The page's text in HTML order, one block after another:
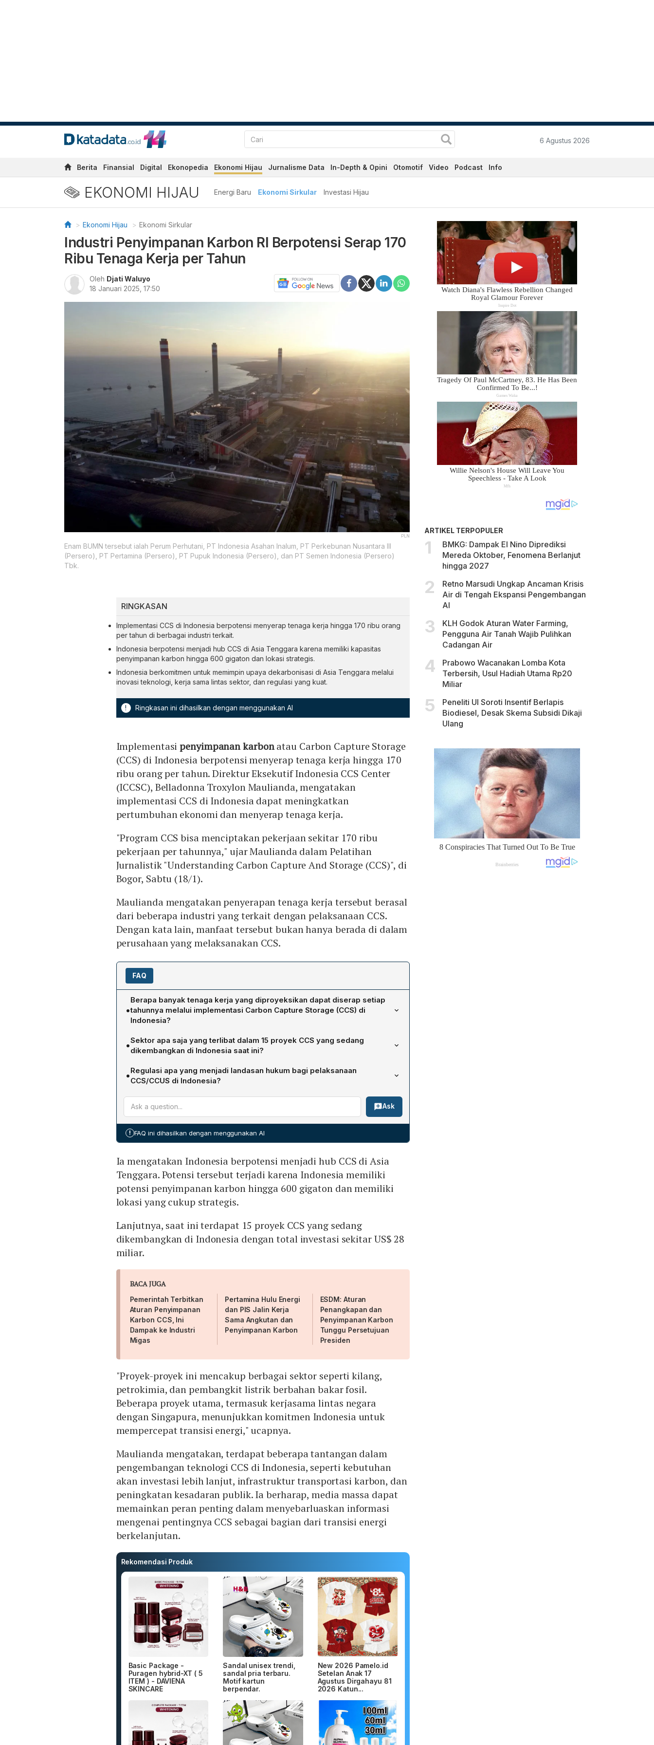
6 Agustus 2026
Berita Finansial Digital Ekonopedia Ekonomi Hijau Jurnalisme Data In-Depth & Opini Otomotif Video Podcast Info
EKONOMI HIJAU Energi Baru Ekonomi Sirkular Investasi Hijau
Ekonomi Hijau Ekonomi Sirkular
Industri Penyimpanan Karbon RI Berpotensi Serap 170
Ribu Tenaga Kerja per Tahun
Oleh Djati Waluyo
18 Januari 2025, 17:50
PLN
Enam BUMN tersebut ialah Perum Perhutani, PT Indonesia Asahan Inalum, PT Perkebunan Nusantara III
(Persero), PT Pertamina (Persero), PT Pupuk Indonesia (Persero), dan PT Semen Indonesia (Persero)
Tbk.
RINGKASAN
Implementasi CCS di Indonesia berpotensi menyerap tenaga kerja hingga 170 ribu orang
per tahun di berbagai industri terkait.
Indonesia berpotensi menjadi hub CCS di Asia Tenggara karena memiliki kapasitas
penyimpanan karbon hingga 600 gigaton dan lokasi strategis.
Indonesia berkomitmen untuk memimpin upaya dekarbonisasi di Asia Tenggara melalui
inovasi teknologi, kerja sama lintas sektor, dan regulasi yang kuat.
! Ringkasan ini dihasilkan dengan menggunakan AI
Implementasipenyimpanan karbonatau Carbon Capture Storage
(CCS) di Indonesia berpotensi menyerap tenaga kerja hingga 170
ribu orang per tahun. Direktur Eksekutif Indonesia CCS Center
(ICCSC), Belladonna Troxylon Maulianda, mengatakan
implementasi CCS di Indonesia dapat meningkatkan
pertumbuhan ekonomi dan menyerap tenaga kerja.
"Program CCS bisa menciptakan pekerjaan sekitar 170 ribu
pekerjaan per tahunnya," ujar Maulianda dalam Pelatihan
Jurnalistik "Understanding Carbon Capture And Storage (CCS)", di
Bogor, Sabtu (18/1).
Maulianda mengatakan penyerapan tenaga kerja tersebut berasal
dari beberapa industri yang terkait dengan pelaksanaan CCS.
Dengan kata lain, manfaat tersebut bukan hanya berada di dalam
perusahaan yang melaksanakan CCS.
FAQ
•
Berapa banyak tenaga kerja yang diproyeksikan dapat diserap setiap
tahunnya melalui implementasi Carbon Capture Storage (CCS) di
Indonesia?
Direktur Eksekutif Indonesia CCS Center, Belladonna Troxylon Maulianda,
menyatakan bahwa program CCS dapat menciptakan sekitar 170 ribu pekerjaan per
tahun, mencakup berbagai sektor terkait pelaksanaan teknologi tersebut.
•Sektor apa saja yang terlibat dalam 15 proyek CCS yang sedang
dikembangkan di Indonesia saat ini?
Proyek‑proyek CCS di Indonesia mencakup sektor kilang, petrokimia, serta
pembangkit listrik berbahan bakar fosil Beberapa di antaranya merupakan
kerjasama lintas negara, termasuk dengan Singapura, yang menegaskan komitmen
mempercepat transisi energi.
•Regulasi apa yang menjadi landasan hukum bagi pelaksanaan
CCS/CCUS di Indonesia?
Indonesia telah mengesahkan Perpres No. 14 Tahun 2024 yang memberikan
kerangka hukum bagi CCS/CCUS, serta Panduan Kerja SKK Migas No. PTK-
070/2024 yang mengatur penerapan teknologi ini di wilayah kerja kontraktor,
Ask
! FAQ ini dihasilkan dengan menggunakan AI
Ia mengatakan Indonesia berpotensi menjadi hub CCS di Asia
Tenggara. Potensi tersebut terjadi karena Indonesia memiliki
potensi penyimpanan karbon hingga 600 gigaton dan memiliki
lokasi yang cukup strategis.
Lanjutnya, saat ini terdapat 15 proyek CCS yang sedang
dikembangkan di Indonesia dengan total investasi sekitar US$ 28
miliar.
BACA JUGA
Pemerintah Terbitkan
Aturan Penyimpanan
Karbon CCS, Ini
Dampak ke Industri
Migas
Pertamina Hulu Energi
dan PIS Jalin Kerja
Sama Angkutan dan
Penyimpanan Karbon
ESDM: Aturan
Penangkapan dan
Penyimpanan Karbon
Tunggu Persetujuan
Presiden
"Proyek-proyek ini mencakup berbagai sektor seperti kilang,
petrokimia, dan pembangkit listrik berbahan bakar fosil.
Beberapa proyek utama, termasuk kerjasama lintas negara
dengan Singapura, menunjukkan komitmen Indonesia untuk
mempercepat transisi energi," ucapnya.
Maulianda mengatakan, terdapat beberapa tantangan dalam
pengembangan teknologi CCS di Indonesia, seperti kebutuhan
akan investasi lebih lanjut, infrastruktur transportasi karbon, dan
peningkatan kesadaran publik. Ia berharap, media massa dapat
memainkan peran penting dalam menyebarluaskan informasi
mengenai pentingnya CCS sebagai bagian dari transisi energi
berkelanjutan.
Rekomendasi Produk
Basic Package -
Puragen hybrid-XT ( 5
ITEM ) - DAVIENA
SKINCARE
Sandal unisex trendi,
sandal pria terbaru.
Motif kartun
berpendar.
New 2026 Pamelo.id
Setelan Anak 17
Agustus Dirgahayu 81
2026 Katun...
ARTIKEL TERPOPULER
BMKG: Dampak El Nino Diprediksi
Mereda Oktober, Fenomena Berlanjut
hingga 2027
Retno Marsudi Ungkap Ancaman Krisis
Air di Tengah Ekspansi Pengembangan
AI
KLH Godok Aturan Water Farming,
Pengguna Air Tanah Wajib Pulihkan
Cadangan Air
Prabowo Wacanakan Lomba Kota
Terbersih, Usul Hadiah Utama Rp20
Miliar
Peneliti UI Soroti Insentif Berlapis
Biodiesel, Desak Skema Subsidi Dikaji
Ulang